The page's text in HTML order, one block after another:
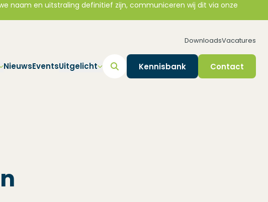
naam en uitstraling definitief zijn, communiceren wij dit via onze
DownloadsVacatures
NieuwsEventsUitgelicht Kennisbank Contact